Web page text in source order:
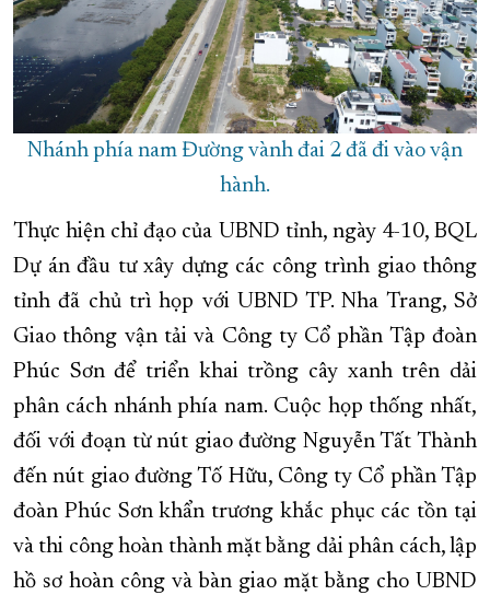
Nhánh phía nam Đường vành đai 2 đã đi vào vận
hành.
Thực hiện chỉ đạo của UBND tỉnh, ngày 4-10, BQL
Dự án đầu tư xây dựng các công trình giao thông
tỉnh đã chủ trì họp với UBND TP. Nha Trang, Sở
Giao thông vận tải và Công ty Cổ phần Tập đoàn
Phúc Sơn để triển khai trồng cây xanh trên dải
phân cách nhánh phía nam. Cuộc họp thống nhất,
đối với đoạn từ nút giao đường Nguyễn Tất Thành
đến nút giao đường Tố Hữu, Công ty Cổ phần Tập
đoàn Phúc Sơn khẩn trương khắc phục các tồn tại
và thi công hoàn thành mặt bằng dải phân cách, lập
hồ sơ hoàn công và bàn giao mặt bằng cho UBND